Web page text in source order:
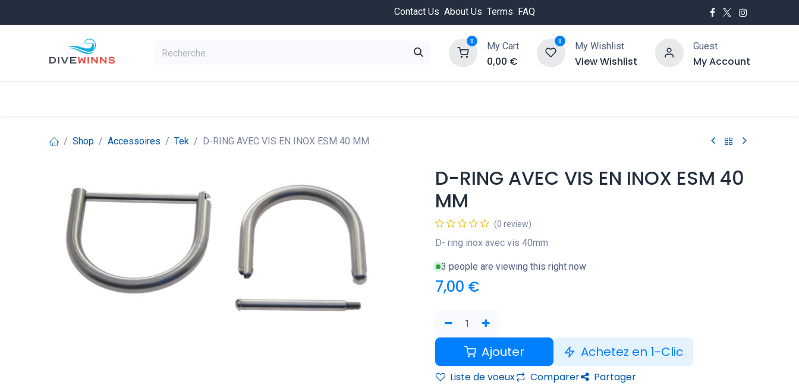
Contact Us About Us Terms FAQ
0 My Cart
0,00 €
0 My Wishlist
View Wishlist
Guest
My Account
HOT
Shop Accessoires Tek D-RING AVEC VIS EN INOX ESM 40 MM
D-RING AVEC VIS EN INOX ESM 40
MM
(0 review)
D- ring inox avec vis 40mm
3 people are viewing this right now
7,00 €
Ajouter Achetez en 1-Clic
Liste de voeux Comparer Partager